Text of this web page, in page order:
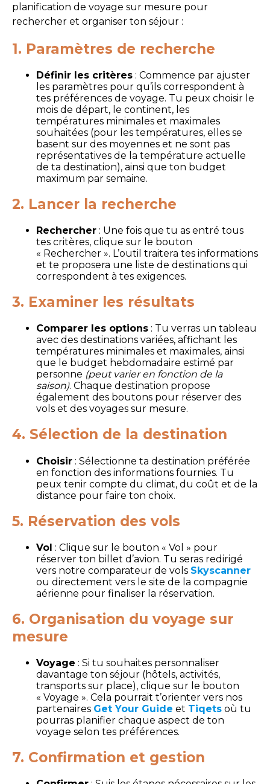
planification de voyage sur mesure pour
rechercher et organiser ton séjour :
1. Paramètres de recherche
Définir les critères : Commence par ajuster
les paramètres pour qu’ils correspondent à
tes préférences de voyage. Tu peux choisir le
mois de départ, le continent, les
températures minimales et maximales
souhaitées (pour les températures, elles se
basent sur des moyennes et ne sont pas
représentatives de la température actuelle
de ta destination), ainsi que ton budget
maximum par semaine.
2. Lancer la recherche
Rechercher : Une fois que tu as entré tous
tes critères, clique sur le bouton
« Rechercher ». L’outil traitera tes informations
et te proposera une liste de destinations qui
correspondent à tes exigences.
3. Examiner les résultats
Comparer les options : Tu verras un tableau
avec des destinations variées, affichant les
températures minimales et maximales, ainsi
que le budget hebdomadaire estimé par
personne (peut varier en fonction de la
saison). Chaque destination propose
également des boutons pour réserver des
vols et des voyages sur mesure.
4. Sélection de la destination
Choisir : Sélectionne ta destination préférée
en fonction des informations fournies. Tu
peux tenir compte du climat, du coût et de la
distance pour faire ton choix.
5. Réservation des vols
Vol : Clique sur le bouton « Vol » pour
réserver ton billet d’avion. Tu seras redirigé
vers notre comparateur de vols Skyscanner
ou directement vers le site de la compagnie
aérienne pour finaliser la réservation.
6. Organisation du voyage sur
mesure
Voyage : Si tu souhaites personnaliser
davantage ton séjour (hôtels, activités,
transports sur place), clique sur le bouton
« Voyage ». Cela pourrait t’orienter vers nos
partenaires Get Your Guide et Tiqets où tu
pourras planifier chaque aspect de ton
voyage selon tes préférences.
7. Confirmation et gestion